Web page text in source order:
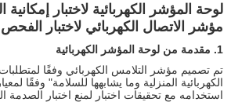
لوحة المؤشر الكهربائية لاختبار
مؤشر الاتصال الكهربائي لاختبار الفحص
1. مقدمة من لوحة المؤشر الكهربائية
تم تصميم مؤشر التلامس الكهربائي وفقًا
الكهربائية المنزلية وما يشابهها للسلامة" وفقًا لمعيار GB4706.
استخدامه مع تحقيقات اختبار لمنع اختبار الصدمة